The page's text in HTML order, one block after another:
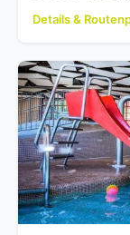
Details &